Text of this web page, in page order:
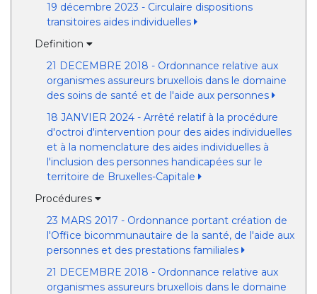
19 décembre 2023 - Circulaire dispositions
transitoires aides individuelles
Definition
21 DECEMBRE 2018 - Ordonnance relative aux
organismes assureurs bruxellois dans le domaine
des soins de santé et de l'aide aux personnes
18 JANVIER 2024 - Arrêté relatif à la procédure
d'octroi d'intervention pour des aides individuelles
et à la nomenclature des aides individuelles à
l'inclusion des personnes handicapées sur le
territoire de Bruxelles-Capitale
Procédures
23 MARS 2017 - Ordonnance portant création de
l'Office bicommunautaire de la santé, de l'aide aux
personnes et des prestations familiales
21 DECEMBRE 2018 - Ordonnance relative aux
organismes assureurs bruxellois dans le domaine